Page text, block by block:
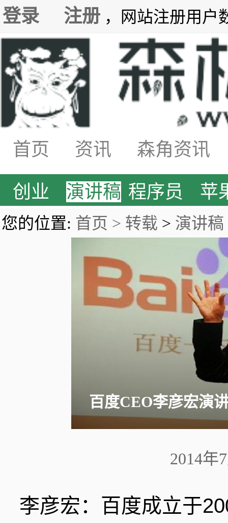
登录 注册 ，网站注册用户
首页 资讯 森角资讯
创业 演讲稿 程序员 苹
您的位置: 首页 > 转载 > 演讲稿
百度CEO李彦宏演
2014年
李彦宏：百度成立于